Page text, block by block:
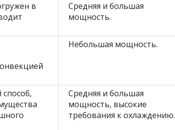
в
Средняя и большая
мощность.
Небольшая мощность.
Средняя и большая
мощность, высокие
требования к охлаждению.